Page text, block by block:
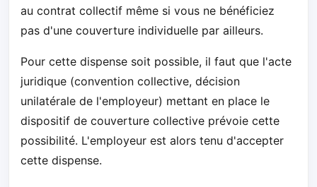
au contrat collectif même si vous ne bénéficiez
pas d'une couverture individuelle par ailleurs.
Pour cette dispense soit possible, il faut que l'acte
juridique (convention collective, décision
unilatérale de l'employeur) mettant en place le
dispositif de couverture collective prévoie cette
possibilité. L'employeur est alors tenu d'accepter
cette dispense.